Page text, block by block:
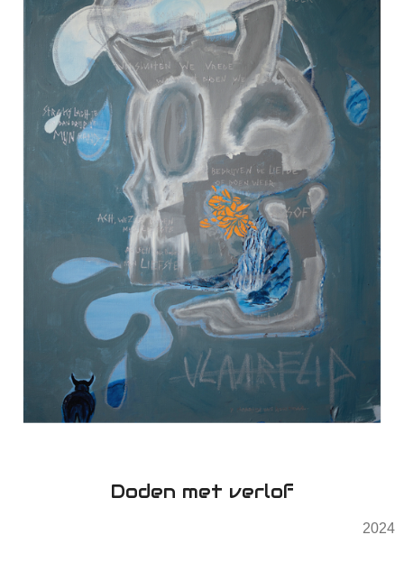
Doden met verlof
2024